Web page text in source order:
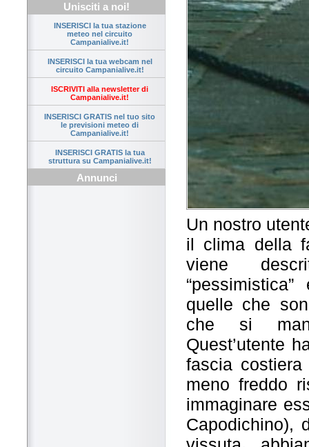
Unisciti a noi!
INSERISCI la tua stazione
meteo nel circuito
Campanialive.it!
INSERISCI la tua webcam nel
circuito Campanialive.it!
ISCRIVITI alla newsletter di
Campanialive.it!
INSERISCI GRATIS nel tuo sito
le previsioni meteo di
Campanialive.it!
INSERISCI GRATIS la tua
struttura su Campanialive.it!
Annunci
Un nostro
il clima della
viene
quelle che
che si
Quest’utente
fascia
meno freddo
immaginare
Capodichino),